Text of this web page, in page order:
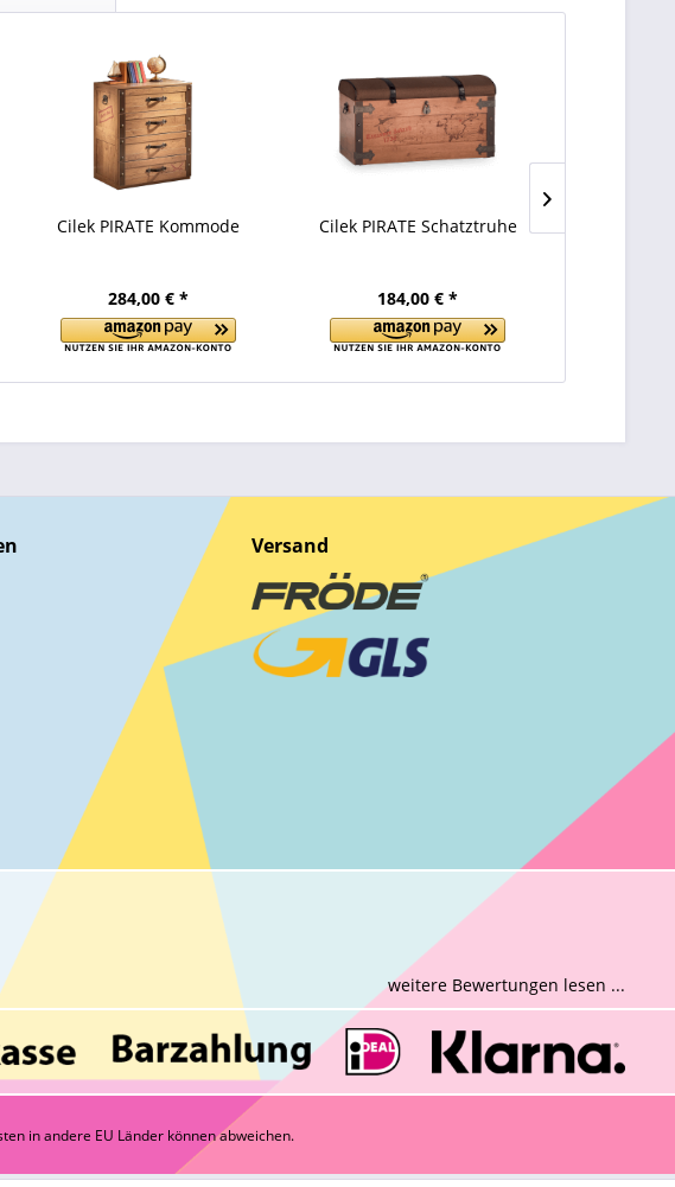
Cilek PIRATE Kommode
284,00 € *
Cilek PIRATE Schatztruhe
184,00 € *
Versand
weitere Bewertungen lesen ...
in andere EU Länder können abweichen.